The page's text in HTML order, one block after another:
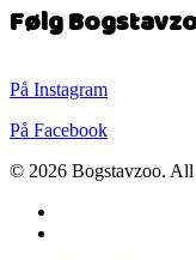
Følg
På Instagram
På Facebook
© 2026 Bogstavzoo. All